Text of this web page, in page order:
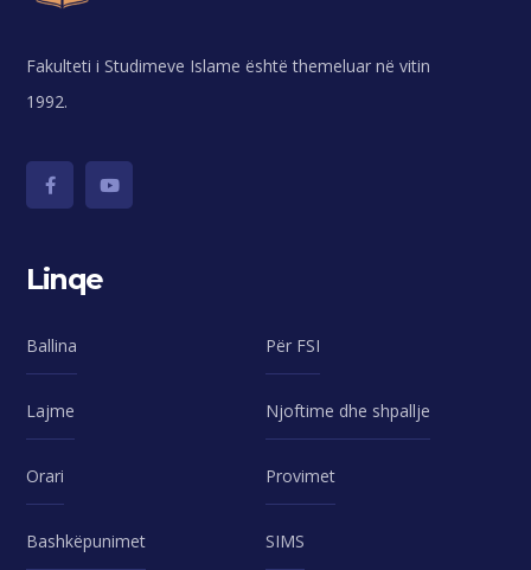
Fakulteti i Studimeve Islame është themeluar në vitin
1992.
Linqe
Ballina Për FSI
Lajme Njoftime dhe shpallje
Orari Provimet
Bashkëpunimet SIMS